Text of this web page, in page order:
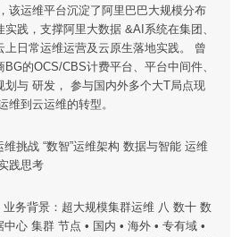
该运维平台沉淀了阿里巴巴大规模分布
践，支撑阿里大数据 &AI系统在集团、
日常运维运营及云原生落地实践。 曾
的OCS/CBS计费平台、平台中间件、
划与 研发， 参与国内外多个大T局点现
维到云运维的转型。
挑战 “数智”运维架构 数据与智能 运维
践思考
务背景：超大规模集群运维 八 数十 数
心 集群 节点 • 国内 • 海外 • 专有域 •